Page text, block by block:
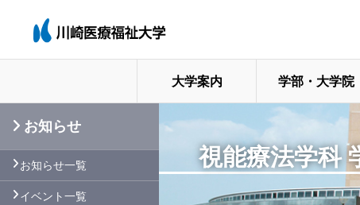
大学案内 学部・大学院
視能療法学科
お知らせ
お知らせ一覧
イベント一覧